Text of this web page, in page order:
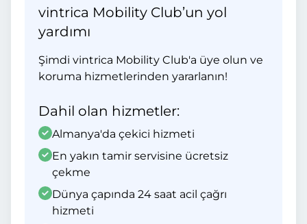
vintrica Mobility Club’un yol
yardımı
Şimdi vintrica Mobility Club'a üye olun ve
koruma hizmetlerinden yararlanın!
Dahil olan hizmetler:
Almanya'da çekici hizmeti
En yakın tamir servisine ücretsiz
çekme
Dünya çapında 24 saat acil çağrı
hizmeti